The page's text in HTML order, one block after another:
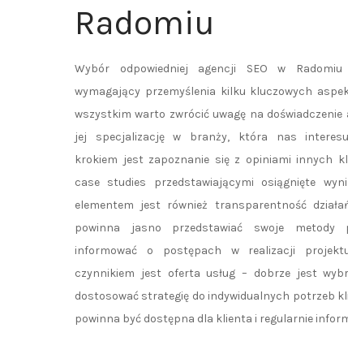
Radomiu
Wybór odpowiedniej agencji SEO w
wymagający przemyślenia kilku kluczowych
wszystkim warto zwrócić uwagę na doświadczenie
jej specjalizację w branży, która nas
krokiem jest zapoznanie się z opiniami innych
case studies przedstawiającymi osiągnięte
elementem jest również transparentność
powinna jasno przedstawiać swoje metody
informować o postępach w realizacji
czynnikiem jest oferta usług – dobrze jest
dostosować strategię do indywidualnych potrzeb
powinna być dostępna dla klienta i regularnie